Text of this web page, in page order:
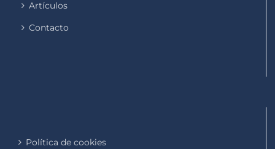
Artículos
Contacto
Política de cookies